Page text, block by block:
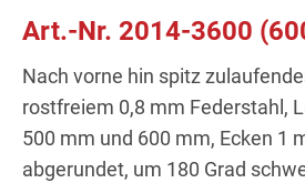
Art.-Nr. 2014-3600
Nach vorne hin spitz
rostfreiem 0,8 mm Federstahl,
500 mm und 600 mm, Ecken 1
abgerundet, um 180 Grad